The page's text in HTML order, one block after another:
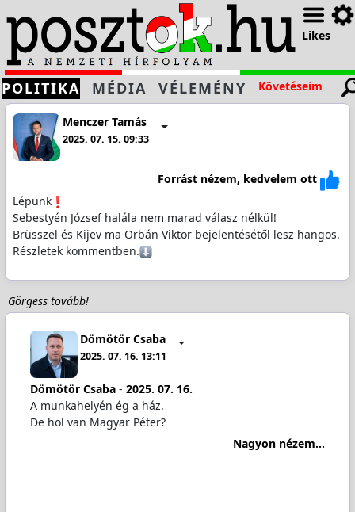
Likes
POLITIKA MÉDIA VÉLEMÉNY Követéseim
Menczer Tamás
2025. 07. 15. 09:33
Forrást nézem, kedvelem ott
Lépünk
Sebestyén József halála nem marad válasz nélkül!
Brüsszel és Kijev ma Orbán Viktor bejelentésétől lesz hangos.
Részletek kommentben.
Görgess tovább!
Dömötör Csaba
2025. 07. 16. 13:11
Dömötör Csaba- 2025. 07. 16.
A munkahelyén ég a ház.
De hol van Magyar Péter?
Nagyon nézem...